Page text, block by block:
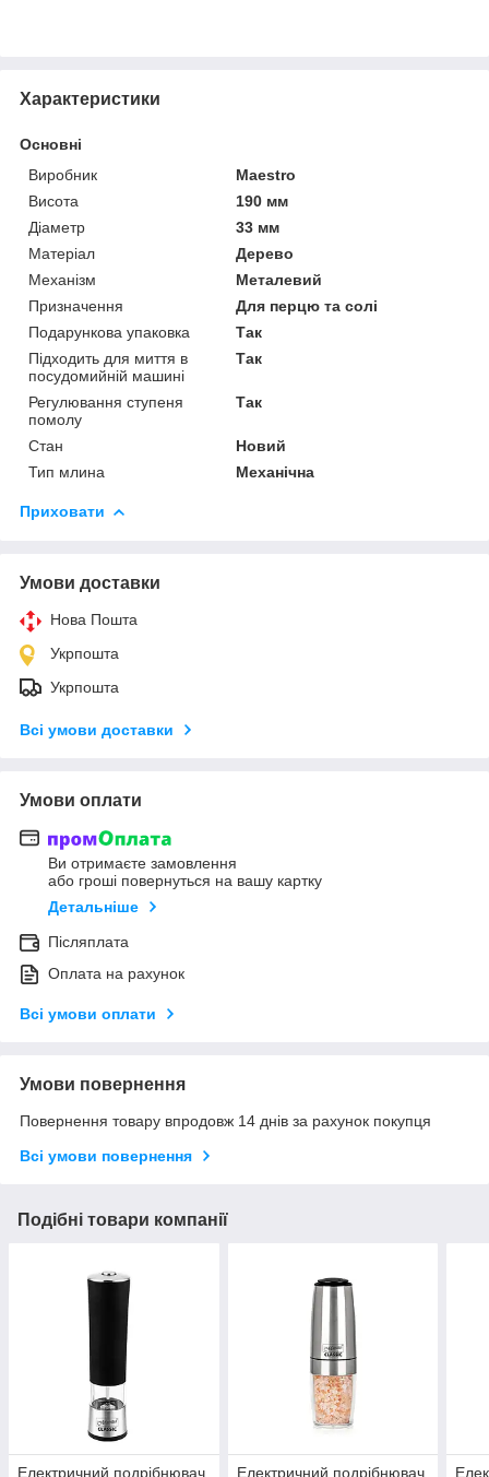
Характеристики
Основні
Виробник
Maestro
Висота
190 мм
Діаметр
33 мм
Матеріал
Дерево
Механізм
Металевий
Призначення
Для перцю та солі
Подарункова упаковка
Так
Підходить для миття в
посудомийній машині
Так
Регулювання ступеня
помолу
Так
Стан
Новий
Тип млина
Механічна
Приховати
Умови доставки
Нова Пошта
Укрпошта
Укрпошта
Всі умови доставки
Умови оплати
Ви отримаєте замовлення
або гроші повернуться на вашу картку
Детальніше
Післяплата
Оплата на рахунок
Всі умови оплати
Умови повернення
Повернення товару впродовж 14 днів за рахунок покупця
Всі умови повернення
Подібні товари компанії
Електричний подрібнювач
Електричний подрібнювач